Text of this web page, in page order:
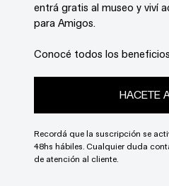
presentada en Malba entre
Octubre de 2025.
Características
Interior: 50 hojas lisas en
Estimar gastos de envío
entrá gratis al museo y viví
para Amigos.
Conocé todos los
HACETE
Recordá que la suscripción se
48hs hábiles. Cualquier duda
de atención al cliente.